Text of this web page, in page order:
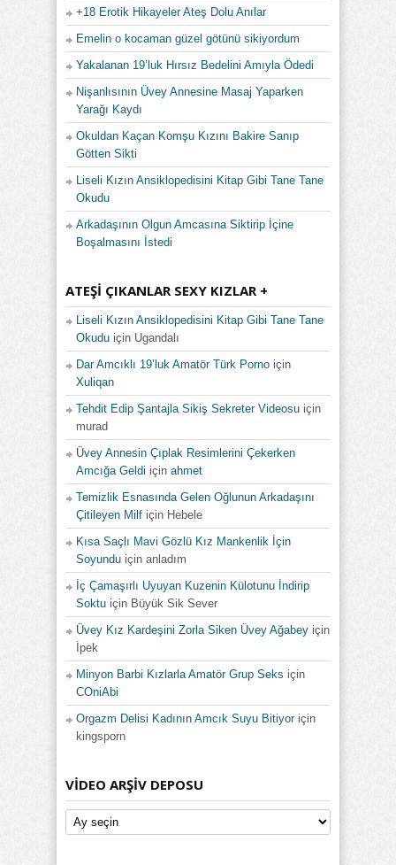
+18 Erotik Hikayeler Ateş Dolu Anılar
Emelin o kocaman güzel götünü sikiyordum
Yakalanan 19’luk Hırsız Bedelini Amıyla Ödedi
Nişanlısının Üvey Annesine Masaj Yaparken
Yarağı Kaydı
Okuldan Kaçan Komşu Kızını Bakire Sanıp
Götten Sikti
Liseli Kızın Ansiklopedisini Kitap Gibi Tane Tane
Okudu
Arkadaşının Olgun Amcasına Siktirip İçine
Boşalmasını İstedi
ATEŞI ÇIKANLAR SEXY KIZLAR +
Liseli Kızın Ansiklopedisini Kitap Gibi Tane Tane
Okudu için Ugandalı
Dar Amcıklı 19’luk Amatör Türk Porno için
Xuliqan
Tehdit Edip Şantajla Sikiş Sekreter Videosu için
murad
Üvey Annesin Çıplak Resimlerini Çekerken
Amcığa Geldi için ahmet
Temizlik Esnasında Gelen Oğlunun Arkadaşını
Çitileyen Milf için Hebele
Kısa Saçlı Mavi Gözlü Kız Mankenlik İçin
Soyundu için anladım
İç Çamaşırlı Uyuyan Kuzenin Külotunu İndirip
Soktu için Büyük Sik Sever
Üvey Kız Kardeşini Zorla Siken Üvey Ağabey için
İpek
Minyon Barbi Kızlarla Amatör Grup Seks için
COniAbi
Orgazm Delisi Kadının Amcık Suyu Bitiyoriçin
kingsporn
VIDEO ARŞIV DEPOSU
Video
Arşiv